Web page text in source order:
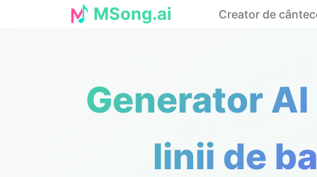
MSong.ai Creator de
Generator
linii de